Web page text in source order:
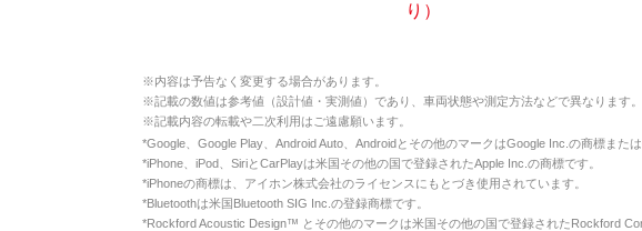
り）
※内容は予告なく変更する場合があります。
※記載の数値は参考値（設計値・実測値）であり、車両状態や測定方法などで異なります。
※記載内容の転載や二次利用はご遠慮願います。
*Google、Google Play、Android Auto、Androidとその他のマークはGoogle Inc.の商標または
*iPhone、iPod、SiriとCarPlayは米国その他の国で登録されたApple Inc.の商標です。
*iPhoneの商標は、アイホン株式会社のライセンスにもとづき使用されています。
*Bluetoothは米国Bluetooth SIG Inc.の登録商標です。
*Rockford Acoustic Design™ とその他のマークは米国その他の国で登録されたRockford